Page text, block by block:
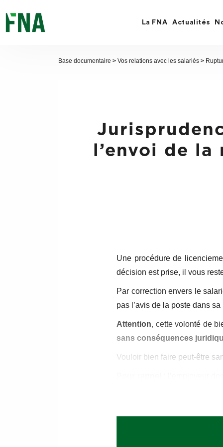
recherche
La FNA Actualités
Base documentaire > Vos relations avec les salariés >
l’envoi de
Une procédure de
décision est prise, il vous
Par correction envers le
pas l’avis de la poste dans
Attention, cette volonté de
sans conséquences
Vouloir bien faire peut-être